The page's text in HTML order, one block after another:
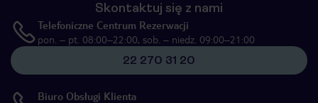
Skontaktuj się z nami
Telefoniczne Centrum Rezerwacji
pon. – pt. 08:00–22:00, sob. – niedz. 09:00–21:00
22 270 31 20
Biuro Obsługi Klienta